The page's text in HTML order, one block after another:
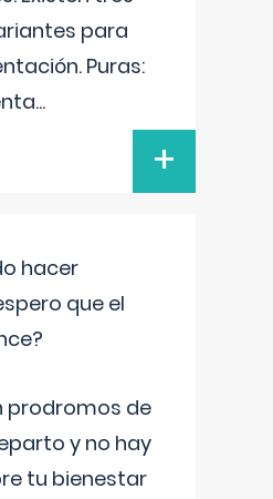
para
Puras:
...
+
hacer
que el
prodromos de
y no hay
tu bienestar